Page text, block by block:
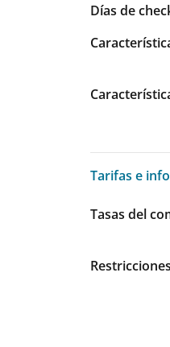
Días de
Tarifas e
Tarifas e
Tasas del